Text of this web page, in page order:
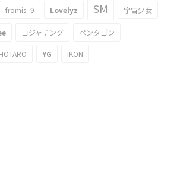
fromis_9 Lovelyz SM 宇宙少女
ヨジャチング ペンタゴン
YG iKON